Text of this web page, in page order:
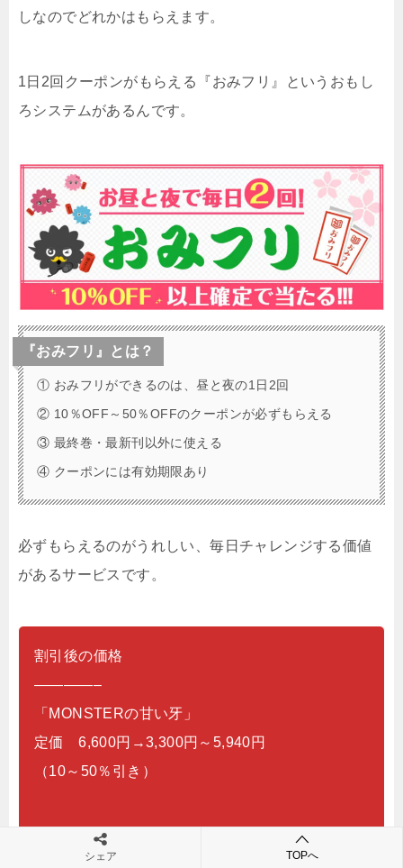
しなのでどれかはもらえます。
1日2回クーポンがもらえる『おみフリ』というおもし
ろシステムがあるんです。
『おみフリ』とは？
① おみフリができるのは、昼と夜の1日2回
② 10％OFF～50％OFFのクーポンが必ずもらえる
③ 最終巻・最新刊以外に使える
④ クーポンには有効期限あり
必ずもらえるのがうれしい、毎日チャレンジする価値
があるサービスです。
割引後の価格
————–
「MONSTERの甘い牙」
定価 6,600円→3,300円～5,940円
（10～50％引き）
シェア TOPへ